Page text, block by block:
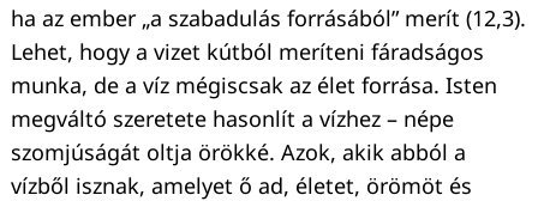
ha az ember „a szabadulás forrásából” merít (12,3).
Lehet, hogy a vizet kútból meríteni fáradságos
munka, de a víz mégiscsak az élet forrása. Isten
megváltó szeretete hasonlít a vízhez – népe
szomjúságát oltja örökké. Azok, akik abból a
vízből isznak, amelyet ő ad, életet, örömöt és
Keresés: